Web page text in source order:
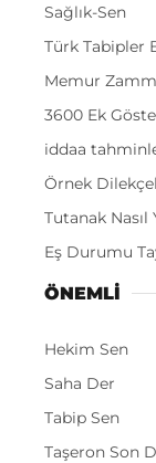
Sağlık-Sen
Türk Tabipler
Memur
3600 Ek
iddaa
Örnek
Tutanak Nasıl
Eş Durumu
ÖNEMLI
Hekim Sen
Saha Der
Tabip Sen
Taşeron Son